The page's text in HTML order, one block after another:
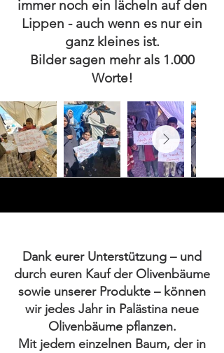
immer noch ein lächeln auf den
Lippen - auch wenn es nur ein
ganz kleines ist.
Bilder sagen mehr als 1.000
Worte!
Dank eurer Unterstützung – und
durch euren Kauf der Olivenbäume
sowie unserer Produkte – können
wir jedes Jahr in Palästina neue
Olivenbäume pflanzen.
Mit jedem einzelnen Baum, der in